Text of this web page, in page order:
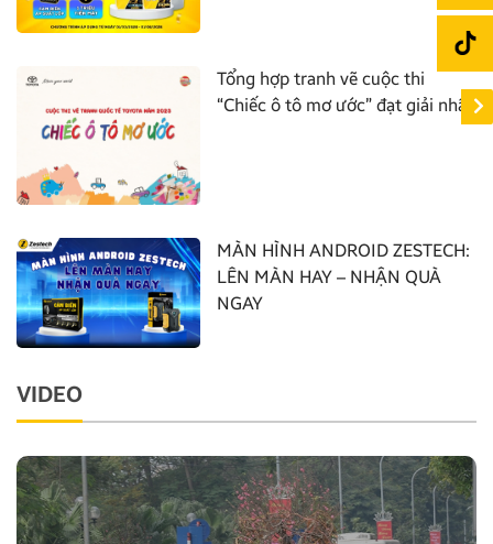
Tổng hợp tranh vẽ cuộc thi
“Chiếc ô tô mơ ước” đạt giải nhất
MÀN HÌNH ANDROID ZESTECH:
LÊN MÀN HAY – NHẬN QUÀ
NGAY
VIDEO